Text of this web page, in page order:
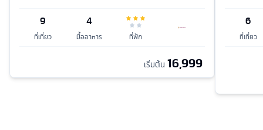
9
ที่เที่ยว
4
มื้ออาหาร ที่พัก
เริ่มต้น 16,999
6
ที่เที่ยว